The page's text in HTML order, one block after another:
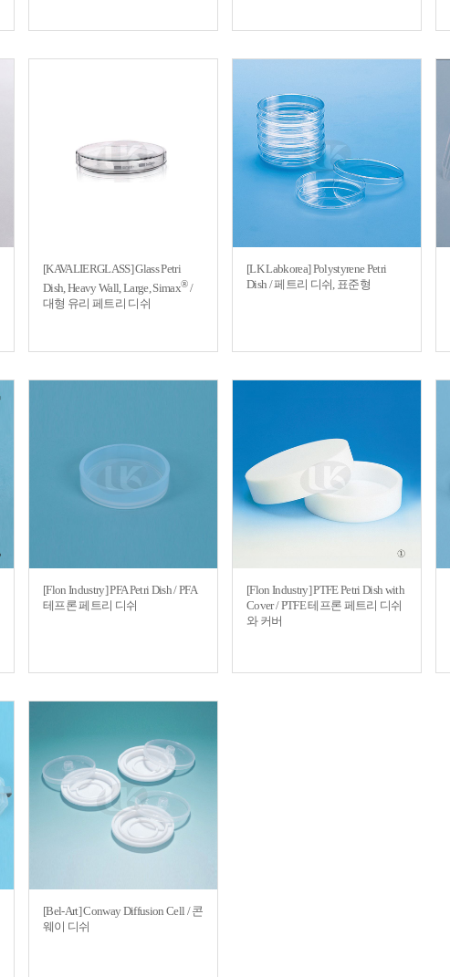
[KAVALIERGLASS] Glass Petri
Dish, Heavy Wall, Large, Simax®/
대형 유리 페트리 디쉬
[LK Labkorea] Polystyrene Petri
Dish / 페트리 디쉬, 표준형
[Flon Industry] PFA Petri Dish / PFA
테프론 페트리 디쉬
[Flon Industry] PTFE Petri Dish with
Cover / PTFE 테프론 페트리 디쉬
와 커버
[Bel-Art] Conway Diffusion Cell / 콘
웨이 디쉬